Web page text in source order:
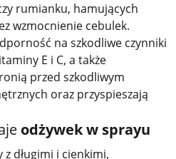
rumianku, hamujących
wzmocnienie cebulek.
na szkodliwe czynniki
E i C, a także
przed szkodliwym
oraz przyspieszają
odżywek w sprayu
długimi i cienkimi,